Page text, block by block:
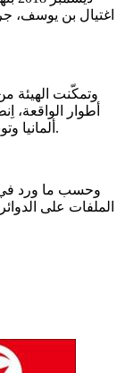
اغتيال بن يوسف،
وتمكّنت الهيئة
أطوار الواقعة،
ألمانيا وتونس وبعد الاستماع إلى أحد المتهمين في القضية.
الملفات على